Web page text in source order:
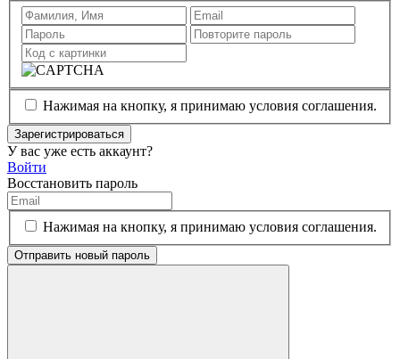
Нажимая на кнопку, я принимаю условия соглашения.
Зарегистрироваться
У вас уже есть аккаунт?
Войти
Восстановить пароль
Нажимая на кнопку, я принимаю условия соглашения.
Отправить новый пароль